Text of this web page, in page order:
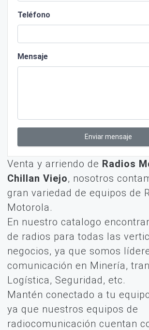
Teléfono
Mensaje
Enviar mensaje
Venta y arriendo de Radios
Chillan Viejo, nosotros
gran variedad de equipos de
Motorola.
En nuestro catalogo
de radios para todas las
negocios, ya que somos
comunicación en Minería,
Logística, Seguridad, etc.
Mantén conectado a tu
ya que nuestros equipos de
radiocomunicación cuentan